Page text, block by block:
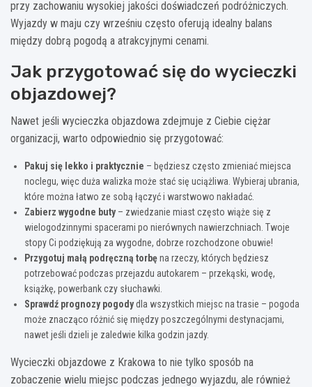
przy zachowaniu wysokiej jakości doświadczeń podróżniczych.
Wyjazdy w maju czy wrześniu często oferują idealny balans
między dobrą pogodą a atrakcyjnymi cenami.
Jak przygotować się do wycieczki
objazdowej?
Nawet jeśli wycieczka objazdowa zdejmuje z Ciebie ciężar
organizacji, warto odpowiednio się przygotować:
Pakuj się lekko i praktycznie – będziesz często zmieniać miejsca
noclegu, więc duża walizka może stać się uciążliwa. Wybieraj ubrania,
które można łatwo ze sobą łączyć i warstwowo nakładać.
Zabierz wygodne buty– zwiedzanie miast często wiąże się z
wielogodzinnymi spacerami po nierównych nawierzchniach. Twoje
stopy Ci podziękują za wygodne, dobrze rozchodzone obuwie!
Przygotuj małą podręczną torbęna rzeczy, których będziesz
potrzebować podczas przejazdu autokarem – przekąski, wodę,
książkę, powerbank czy słuchawki.
Sprawdź prognozy pogodydla wszystkich miejsc na trasie – pogoda
może znacząco różnić się między poszczególnymi destynacjami,
nawet jeśli dzieli je zaledwie kilka godzin jazdy.
Wycieczki objazdowe z Krakowa to nie tylko sposób na
zobaczenie wielu miejsc podczas jednego wyjazdu, ale również